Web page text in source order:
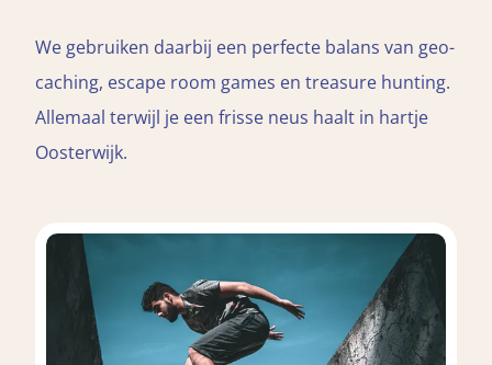
We gebruiken daarbij een perfecte balans van geo-
caching, escape room games en treasure hunting.
Allemaal terwijl je een frisse neus haalt in hartje
Oosterwijk.